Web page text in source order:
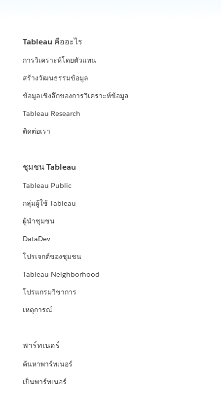
Tableau คืออะไร
การวิเคราะห์โดยตัวแทน
สร้างวัฒนธรรมข้อมูล
ข้อมูลเชิงลึกของการวิเคราะห์ข้อมูล
Tableau Research
ติดต่อเรา
ชุมชน Tableau
Tableau Public
กลุ่มผู้ใช้ Tableau
ผู้นำชุมชน
DataDev
โปรเจกต์ของชุมชน
Tableau Neighborhood
โปรแกรมวิชาการ
เหตุการณ์
พาร์ทเนอร์
ค้นหาพาร์ทเนอร์
เป็นพาร์ทเนอร์